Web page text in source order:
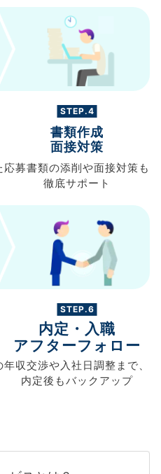
STEP.4
書類作成
面接対策
応募書類の添削や面接対策も
徹底サポート
STEP.6
内定・入職
アフターフォロー
年収交渉や入社日調整まで、
内定後もバックアップ